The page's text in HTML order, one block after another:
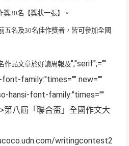
獎30名【獎狀一張】。
五名及30名佳作獎者，皆可參加全國
作品文章於好讀周報及","serif";=""
family:"times="" new=""
hansi-font-family:"times=""
第八屆「聯合盃」全國作文大
writingcontest2014